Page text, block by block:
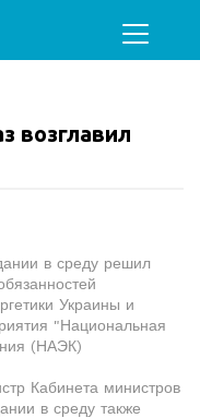
возглавил
в среду решил
Украины и
"Национальная
(НАЭК)
Кабинета министров
в среду также